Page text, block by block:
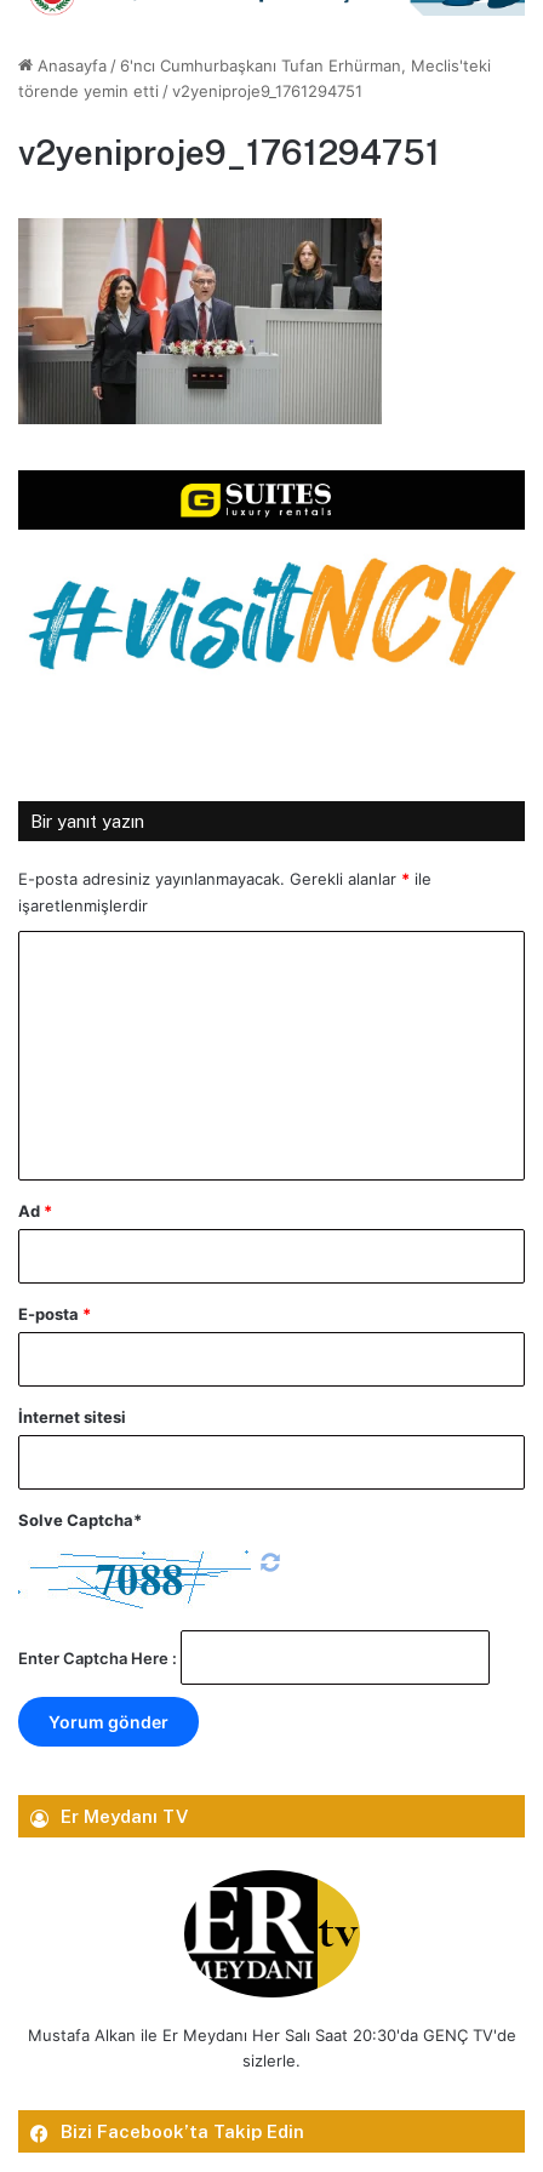
Anasayfa / 6'ncı Cumhurbaşkanı Tufan Erhürman, Meclis'teki
törende yemin etti /v2yeniproje9_1761294751
v2yeniproje9_1761294751
Bir yanıt yazın
E-posta adresiniz yayınlanmayacak. Gerekli alanlar * ile
işaretlenmişlerdir
Ad *
E-posta *
İnternet sitesi
Solve Captcha*
Enter Captcha Here :
Er Meydanı TV
Mustafa Alkan ile Er Meydanı Her Salı Saat 20:30'da GENÇ TV'de
sizlerle.
Bizi Facebook’ta Takip Edin